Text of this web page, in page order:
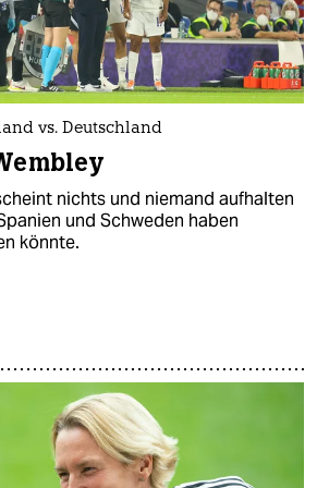
vs. Deutschland
nichts und niemand aufhalten
und Schweden haben
könnte.